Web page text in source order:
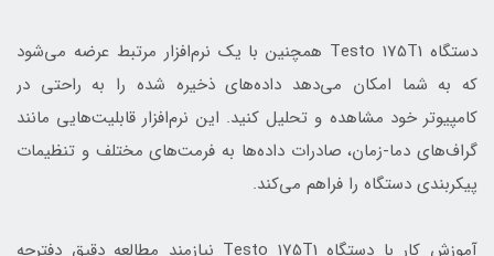
دستگاه Testo 175T1 همچنین با یک نرم‌افزار مرتبط عرضه می‌شود
که به شما امکان می‌دهد داده‌های ذخیره شده را به راحتی در
کامپیوتر خود مشاهده و تحلیل کنید. این نرم‌افزار قابلیت‌هایی مانند
گراف‌های دما-زمان، صادرات داده‌ها به فرمت‌های مختلف و تنظیمات
پیکربندی دستگاه را فراهم می‌کند.
آموزش کار با دستگاه Testo 175T1 نیازمند مطالعه دقیق دفترچه